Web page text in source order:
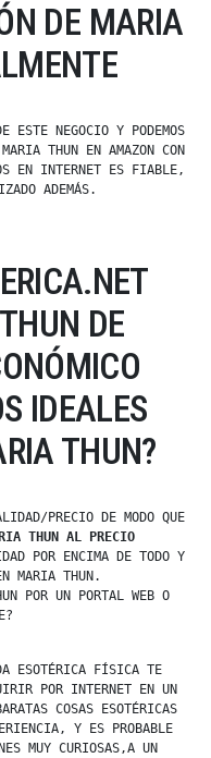
DE MARIA
ESTE NEGOCIO Y PODEMOS
THUN EN AMAZON CON
EN INTERNET ES FIABLE,
ADEMÁS.
DE
IDEALES
THUN?
PRECIO DE MODO QUE
THUN AL PRECIO
POR ENCIMA DE TODO Y
MARIA THUN.
POR UN PORTAL WEB O
ESOTÉRICA FÍSICA TE
POR INTERNET EN UN
COSAS ESOTÉRICAS
Y ES PROBABLE
MUY CURIOSAS,A UN